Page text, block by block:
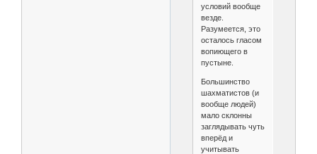
условий вообще
везде.
Разумеется, это
осталось гласом
вопиющего в
пустыне.
Большинство
шахматистов (и
вообще людей)
мало склонны
заглядывать чуть
вперёд и
учитывать